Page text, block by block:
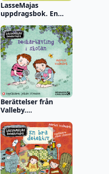
LasseMajas
uppdragsbok. En
Berättelser från
Valleby.
skolan